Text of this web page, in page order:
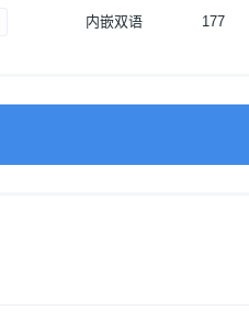
内嵌双语 177